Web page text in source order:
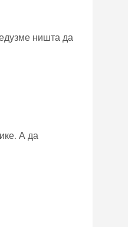
ништа да
А да